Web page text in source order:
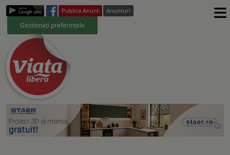
Publica Anunt Anunturi
Gestionați preferințele ≡